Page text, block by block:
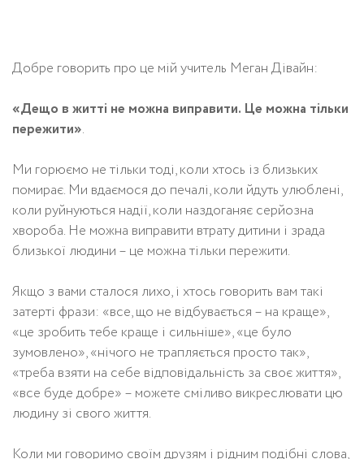
Добре говорить про це мій учитель Меган Дівайн:
«Дещо в житті не можна виправити. Це можна тільки
пережити».
Ми горюємо не тільки тоді, коли хтось із близьких
помирає. Ми вдаємося до печалі, коли йдуть улюблені,
коли руйнуються надії, коли наздоганяє серйозна
хвороба. Не можна виправити втрату дитини і зрада
близької людини – це можна тільки пережити.
Якщо з вами сталося лихо, і хтось говорить вам такі
затерті фрази: «все, що не відбувається – на краще»,
«це зробить тебе краще і сильніше», «це було
зумовлено», «нічого не трапляється просто так»,
«треба взяти на себе відповідальність за своє життя»,
«все буде добре» – можете сміливо викреслювати цю
людину зі свого життя.
Коли ми говоримо своїм друзям і рідним подібні слова,